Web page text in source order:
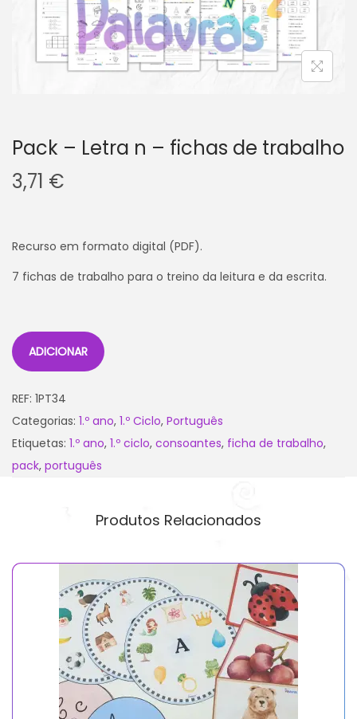
e
g
a
o
t
e
ú
Pack – Letra n – fichas de trabalho
3,71 €
Recurso em formato digital (PDF).
7 fichas de trabalho para o treino da leitura e da escrita.
ADICIONAR
REF: 1PT34
Categorias: 1.º ano, 1.º Ciclo, Português
Etiquetas: 1.º ano, 1.º ciclo, consoantes, ficha de trabalho,
pack, português
Produtos Relacionados